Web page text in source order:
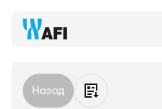
Кладовое
Назад